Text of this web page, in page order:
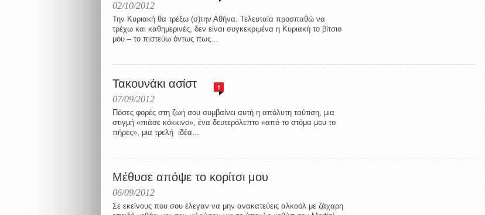
02/10/2012
Την Κυριακή θα τρέξω (σ)την Αθήνα. Τελευταία προσπαθώ να
τρέχω και καθημερινές, δεν είναι συγκεκριμένα η Κυριακή το βίτσιο
μου – το πιστεύω όντως πως...
1
Τακουνάκι ασίστ
07/09/2012
Πόσες φορές στη ζωή σου συμβαίνει αυτή η απόλυτη ταύτιση, μια
στιγμή «πιάσε κόκκινο», ένα δευτερόλεπτο «από το στόμα μου το
πήρες», μια τρελή ιδέα...
Μέθυσε απόψε το κορίτσι μου
06/09/2012
Σε εκείνους που σου έλεγαν να μην ανακατεύεις αλκοόλ με ζάχαρη